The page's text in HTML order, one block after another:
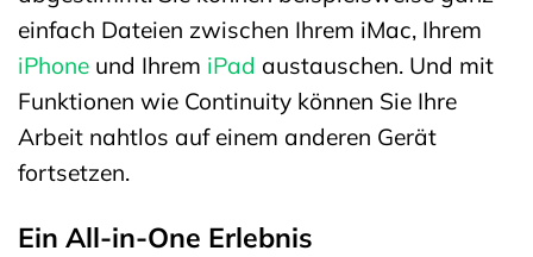
einfach Dateien zwischen Ihrem iMac, Ihrem
iPhone und Ihrem iPad austauschen. Und mit
Funktionen wie Continuity können Sie Ihre
Arbeit nahtlos auf einem anderen Gerät
fortsetzen.
Ein All-in-One Erlebnis